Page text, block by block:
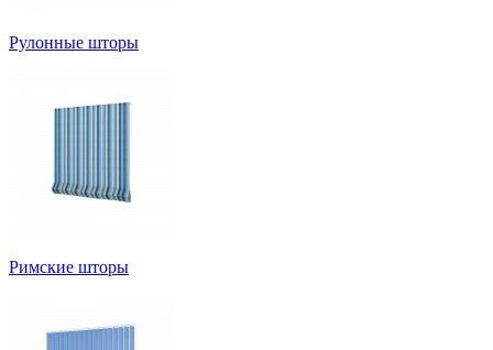
Рулонные шторы
Римские шторы